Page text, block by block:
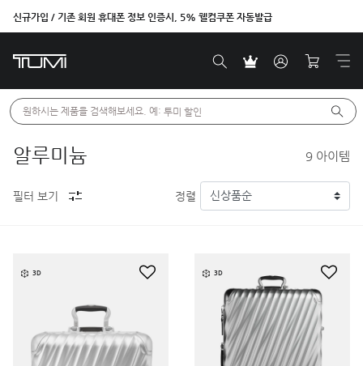
신규가입 / 기존 회원 휴대폰 정보 인증시, 5% 웰컴쿠폰 자동발급
원하시는 제품을 검색해보세요. 예: 투미 할인
알루미늄 9 아이템
필터 보기 정렬
3D 3D